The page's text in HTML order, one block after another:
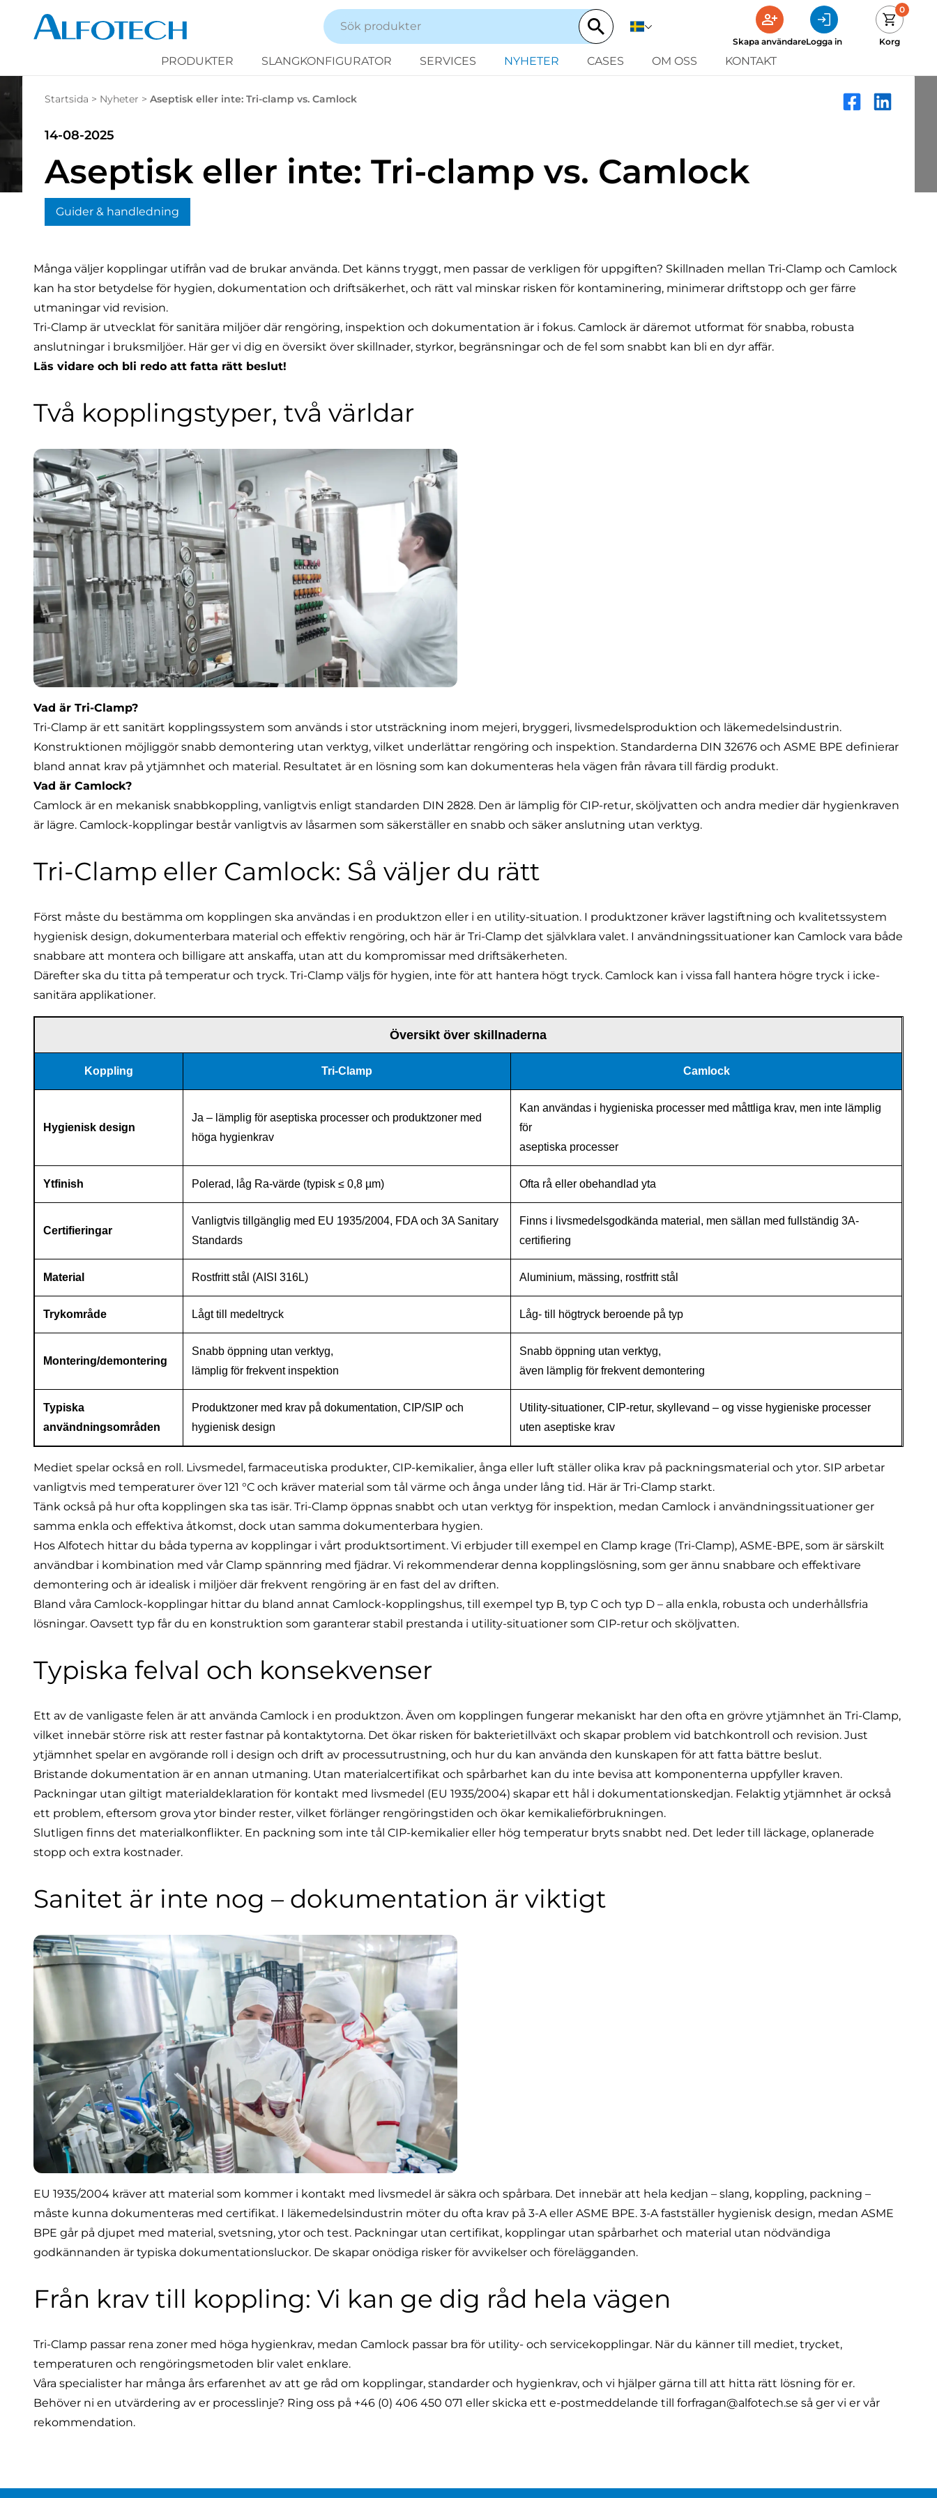
Skapa användareLogga in
0
Korg
PRODUKTER SLANGKONFIGURATOR SERVICES NYHETER CASES OM OSS KONTAKT
Startsida > Nyheter > Aseptisk eller inte: Tri-clamp vs. Camlock
14-08-2025
Aseptisk eller inte: Tri-clamp vs. Camlock
Guider & handledning
Många väljer kopplingar utifrån vad de brukar använda. Det känns tryggt, men passar de verkligen för uppgiften? Skillnaden mellan Tri-Clamp och Camlock
kan ha stor betydelse för hygien, dokumentation och driftsäkerhet, och rätt val minskar risken för kontaminering, minimerar driftstopp och ger färre
utmaningar vid revision.
Tri-Clamp är utvecklat för sanitära miljöer där rengöring, inspektion och dokumentation är i fokus. Camlock är däremot utformat för snabba, robusta
anslutningar i bruksmiljöer. Här ger vi dig en översikt över skillnader, styrkor, begränsningar och de fel som snabbt kan bli en dyr affär.
Läs vidare och bli redo att fatta rätt beslut!
Två kopplingstyper, två världar
Vad är Tri-Clamp?
Tri-Clamp är ett sanitärt kopplingssystem som används i stor utsträckning inom mejeri, bryggeri, livsmedelsproduktion och läkemedelsindustrin.
Konstruktionen möjliggör snabb demontering utan verktyg, vilket underlättar rengöring och inspektion. Standarderna DIN 32676 och ASME BPE definierar
bland annat krav på ytjämnhet och material. Resultatet är en lösning som kan dokumenteras hela vägen från råvara till färdig produkt.
Vad är Camlock?
Camlock är en mekanisk snabbkoppling, vanligtvis enligt standarden DIN 2828. Den är lämplig för CIP-retur, sköljvatten och andra medier där hygienkraven
är lägre. Camlock-kopplingar består vanligtvis av låsarmen som säkerställer en snabb och säker anslutning utan verktyg.
Tri-Clamp eller Camlock: Så väljer du rätt
Först måste du bestämma om kopplingen ska användas i en produktzon eller i en utility-situation. I produktzoner kräver lagstiftning och kvalitetssystem
hygienisk design, dokumenterbara material och effektiv rengöring, och här är Tri-Clamp det självklara valet. I användningssituationer kan Camlock vara både
snabbare att montera och billigare att anskaffa, utan att du kompromissar med driftsäkerheten.
Därefter ska du titta på temperatur och tryck. Tri-Clamp väljs för hygien, inte för att hantera högt tryck. Camlock kan i vissa fall hantera högre tryck i icke-
sanitära applikationer.
Översikt över skillnaderna
Koppling Tri-Clamp Camlock
Hygienisk design
Ja – lämplig för aseptiska processer och produktzoner med
höga hygienkrav
Kan användas i hygieniska processer med måttliga krav, men inte lämplig
för
aseptiska processer
Ytfinish Polerad, låg Ra-värde (typisk ≤ 0,8 µm) Ofta rå eller obehandlad yta
Certifieringar
Vanligtvis tillgänglig med EU 1935/2004, FDA och 3A Sanitary
Standards
Finns i livsmedelsgodkända material, men sällan med fullständig 3A-
certifiering
Material Rostfritt stål (AISI 316L) Aluminium, mässing, rostfritt stål
Trykområde Lågt till medeltryck Låg- till högtryck beroende på typ
Montering/demontering
Snabb öppning utan verktyg,
lämplig för frekvent inspektion
Snabb öppning utan verktyg,
även lämplig för frekvent demontering
Typiska
användningsområden
Produktzoner med krav på dokumentation, CIP/SIP och
hygienisk design
Utility-situationer, CIP-retur, skyllevand – og visse hygieniske processer
uten aseptiske krav
Mediet spelar också en roll. Livsmedel, farmaceutiska produkter, CIP-kemikalier, ånga eller luft ställer olika krav på packningsmaterial och ytor. SIP arbetar
vanligtvis med temperaturer över 121 °C och kräver material som tål värme och ånga under lång tid. Här är Tri-Clamp starkt.
Tänk också på hur ofta kopplingen ska tas isär. Tri-Clamp öppnas snabbt och utan verktyg för inspektion, medan Camlock i användningssituationer ger
samma enkla och effektiva åtkomst, dock utan samma dokumenterbara hygien.
Hos Alfotech hittar du båda typerna av kopplingar i vårt produktsortiment. Vi erbjuder till exempel en Clamp krage (Tri-Clamp), ASME-BPE, som är särskilt
användbar i kombination med vår Clamp spännring med fjädrar. Vi rekommenderar denna kopplingslösning, som ger ännu snabbare och effektivare
demontering och är idealisk i miljöer där frekvent rengöring är en fast del av driften.
Bland våra Camlock-kopplingar hittar du bland annat Camlock-kopplingshus, till exempel typ B, typ C och typ D – alla enkla, robusta och underhållsfria
lösningar. Oavsett typ får du en konstruktion som garanterar stabil prestanda i utility-situationer som CIP-retur och sköljvatten.
Typiska felval och konsekvenser
Ett av de vanligaste felen är att använda Camlock i en produktzon. Även om kopplingen fungerar mekaniskt har den ofta en grövre ytjämnhet än Tri-Clamp,
vilket innebär större risk att rester fastnar på kontaktytorna. Det ökar risken för bakterietillväxt och skapar problem vid batchkontroll och revision. Just
ytjämnhet spelar en avgörande roll i design och drift av processutrustning, och hur du kan använda den kunskapen för att fatta bättre beslut.
Bristande dokumentation är en annan utmaning. Utan materialcertifikat och spårbarhet kan du inte bevisa att komponenterna uppfyller kraven.
Packningar utan giltigt materialdeklaration för kontakt med livsmedel (EU 1935/2004) skapar ett hål i dokumentationskedjan. Felaktig ytjämnhet är också
ett problem, eftersom grova ytor binder rester, vilket förlänger rengöringstiden och ökar kemikalieförbrukningen.
Slutligen finns det materialkonflikter. En packning som inte tål CIP-kemikalier eller hög temperatur bryts snabbt ned. Det leder till läckage, oplanerade
stopp och extra kostnader.
Sanitet är inte nog – dokumentation är viktigt
EU 1935/2004 kräver att material som kommer i kontakt med livsmedel är säkra och spårbara. Det innebär att hela kedjan – slang, koppling, packning –
måste kunna dokumenteras med certifikat. I läkemedelsindustrin möter du ofta krav på 3-A eller ASME BPE. 3-A fastställer hygienisk design, medan ASME
BPE går på djupet med material, svetsning, ytor och test. Packningar utan certifikat, kopplingar utan spårbarhet och material utan nödvändiga
godkännanden är typiska dokumentationsluckor. De skapar onödiga risker för avvikelser och förelägganden.
Från krav till koppling: Vi kan ge dig råd hela vägen
Tri-Clamp passar rena zoner med höga hygienkrav, medan Camlock passar bra för utility- och servicekopplingar. När du känner till mediet, trycket,
temperaturen och rengöringsmetoden blir valet enklare.
Våra specialister har många års erfarenhet av att ge råd om kopplingar, standarder och hygienkrav, och vi hjälper gärna till att hitta rätt lösning för er.
Behöver ni en utvärdering av er processlinje? Ring oss på +46 (0) 406 450 071 eller skicka ett e-postmeddelande till forfragan@alfotech.se så ger vi er vår
rekommendation.